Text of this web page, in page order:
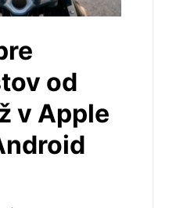
od
v Apple